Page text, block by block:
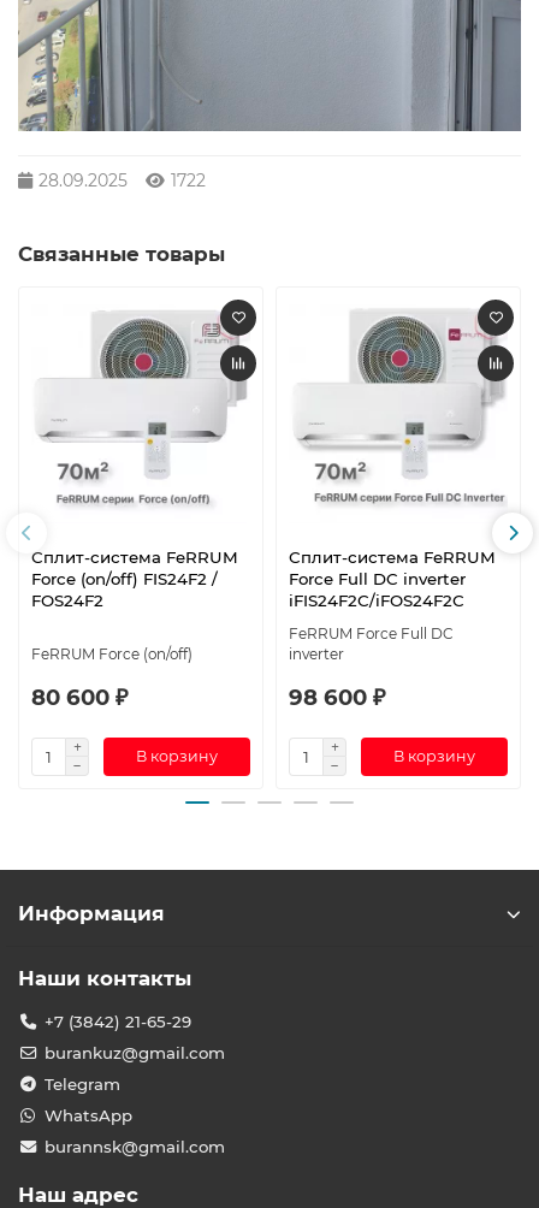
28.09.2025 1722
Связанные товары
Сплит-система FeRRUM
Force (on/off) FIS24F2 /
FOS24F2
FeRRUM Force (on/off)
80 600 ₽
В корзину
Сплит-система FeRRUM
Force Full DC inverter
iFIS24F2С/iFOS24F2С
FeRRUM Force Full DC
inverter
98 600 ₽
В корзину
Информация
Наши контакты
+7 (3842) 21-65-29
burankuz@gmail.com
Telegram
WhatsApp
burannsk@gmail.com
Наш адрес